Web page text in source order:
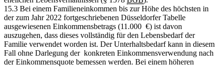
15.3 Bei einem Familieneinkommen bis zur Höhe des höchsten in
der zum Jahr 2022 fortgeschriebenen Düsseldorfer Tabelle
ausgewiesenen Einkommensbetrags (11.000 €) ist davon
auszugehen, dass dieses vollständig für den Lebensbedarf der
Familie verwendet worden ist. Der Unterhaltsbedarf kann in diesem
Fall ohne Darlegung der konkreten Einkommensverwendung nach
der Einkommensquote bemessen werden. Bei einem höheren